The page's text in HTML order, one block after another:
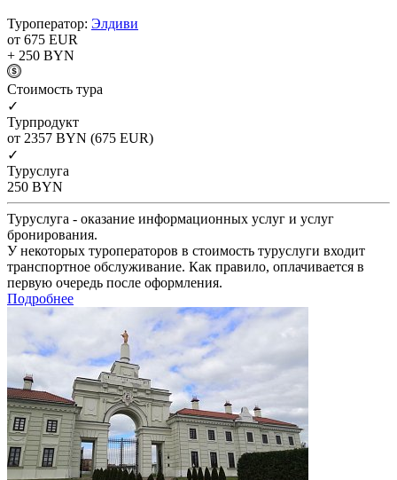
Туроператор: Элдиви
от 675 EUR
+ 250 BYN
Cтоимость тура
✓
Турпродукт
от 2357 BYN (675 EUR)
✓
Туруслуга
250 BYN
Туруслуга - оказание информационных услуг и услуг
бронирования.
У некоторых туроператоров в стоимость туруслуги входит
транспортное обслуживание. Как правило, оплачивается в
первую очередь после оформления.
Подробнее